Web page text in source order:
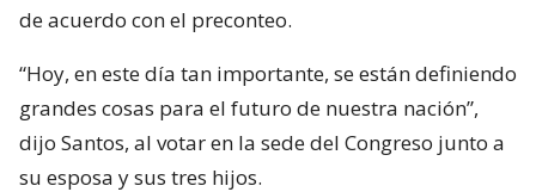
de acuerdo con el preconteo.
“Hoy, en este día tan importante, se están definiendo
grandes cosas para el futuro de nuestra nación”,
dijo Santos, al votar en la sede del Congreso junto a
su esposa y sus tres hijos.